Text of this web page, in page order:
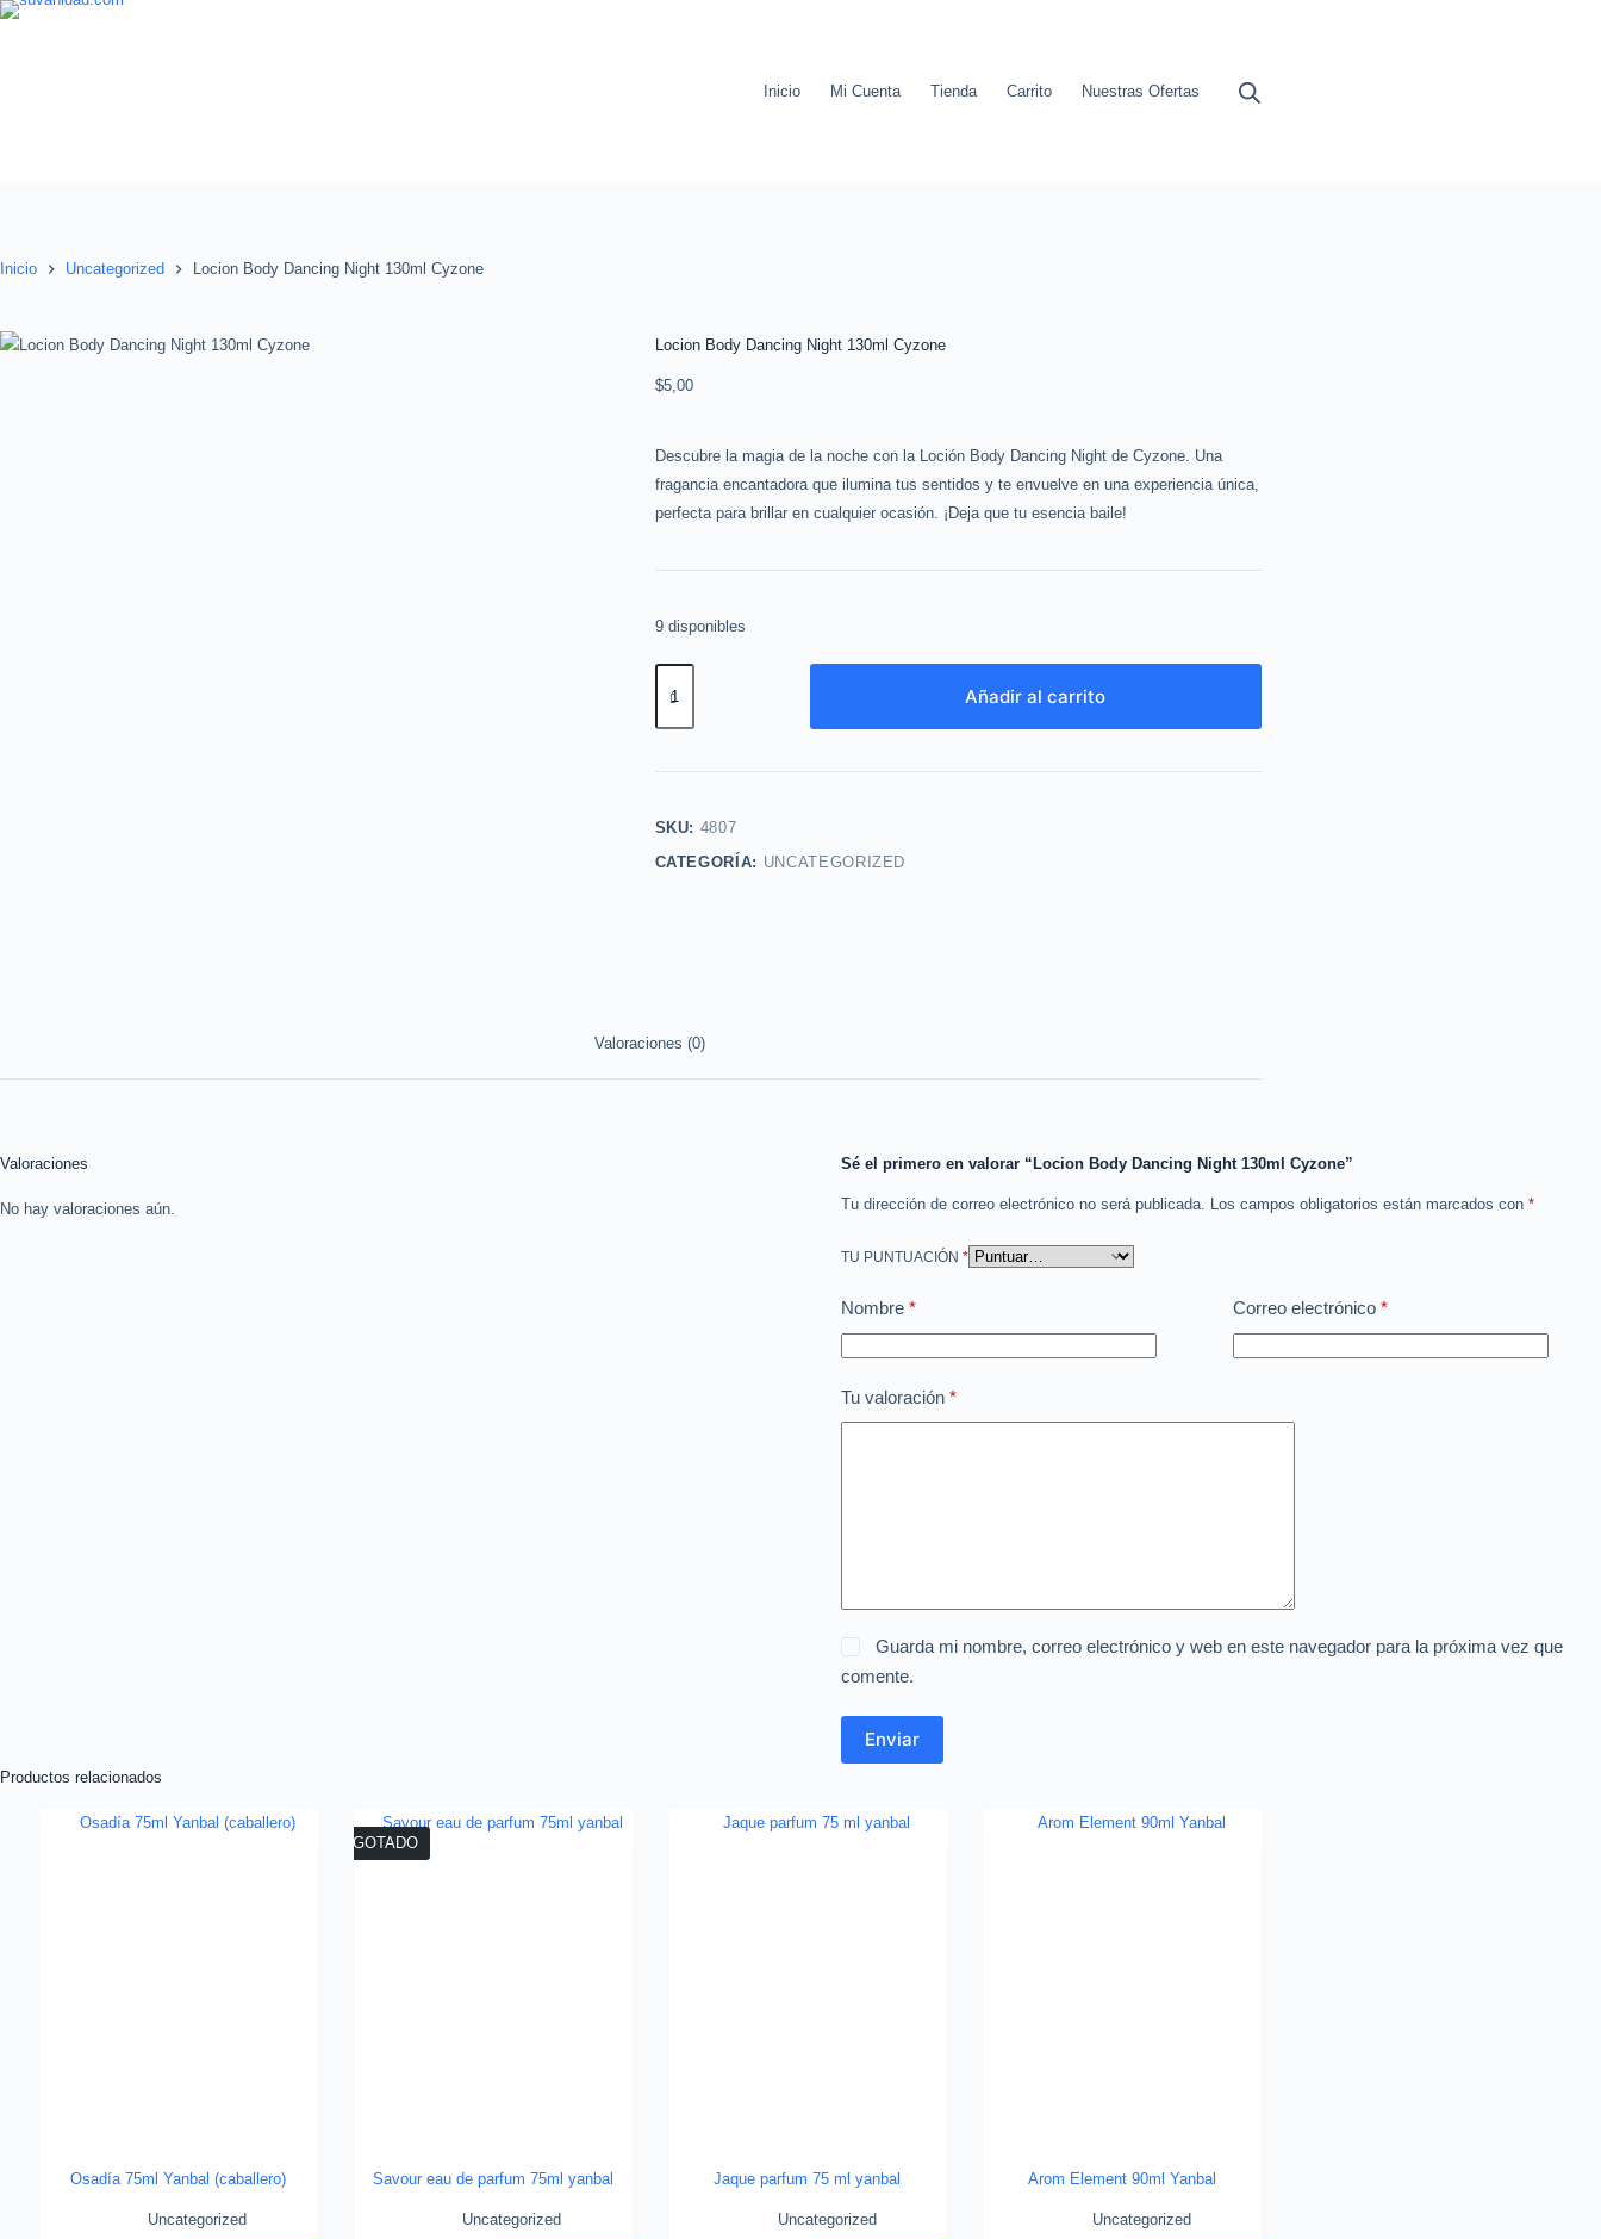
Saltar
Inicio
Mi Cuenta Tienda Carrito Nuestras Ofertas
Inicio Uncategorized Locion Body Dancing Night 130ml Cyzone
Locion Body Dancing Night 130ml Cyzone
$5,00
Descubre la magia de la noche con la Loción Body Dancing Night de Cyzone. Una
fragancia encantadora que ilumina tus sentidos y te envuelve en una experiencia única,
perfecta para brillar en cualquier ocasión. ¡Deja que tu esencia baile!
9 disponibles
Body
Dancing
Cyzone
Añadir al carrito
SKU: 4807
CATEGORÍA: UNCATEGORIZED
Valoraciones (0)
Valoraciones
No hay valoraciones aún.
Sé el primero en valorar “Locion Body Dancing Night 130ml Cyzone”
Tu dirección de correo electrónico no será publicada. Los campos obligatorios están marcados con *
TU PUNTUACIÓN *
Nombre* Correo electrónico*
Tu valoración *
Guarda mi nombre, correo electrónico y web en este navegador para la próxima vez que
comente.
Enviar
Productos relacionados
Osadía 75ml Yanbal (caballero)
Uncategorized
AGOTADO
Savour eau de parfum 75ml yanbal
Uncategorized
Jaque parfum 75 ml yanbal
Uncategorized
Arom Element 90ml Yanbal
Uncategorized